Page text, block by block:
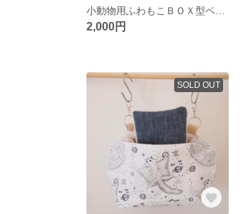
2,000円
SOLD OUT